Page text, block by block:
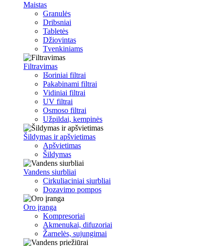
Maistas
Granulės
Dribsniai
Tabletės
Džiovintas
Tvenkiniams
Filtravimas
Išoriniai filtrai
Pakabinami filtrai
Vidiniai filtrai
UV filtrai
Osmoso filtrai
Užpildai, kempinės
Šildymas ir apšvietimas
Apšvietimas
Šildymas
Vandens siurbliai
Cirkuliaciniai siurbliai
Dozavimo pompos
Oro įranga
Kompresoriai
Akmenukai, difuzoriai
Žarnelės, sujungimai